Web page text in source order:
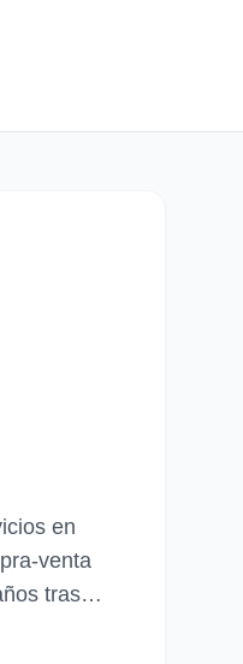
en
venta
tras